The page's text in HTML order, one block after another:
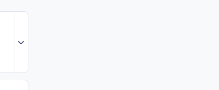
Expand topic overview